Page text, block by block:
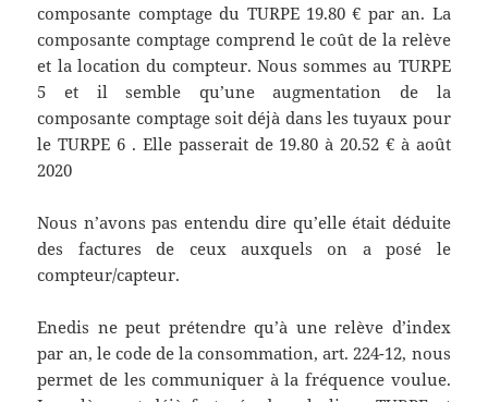
composante comptage du TURPE 19.80 € par an. La
composante comptage comprend le coût de la relève
et la location du compteur. Nous sommes au TURPE
5 et il semble qu’une augmentation de la
composante comptage soit déjà dans les tuyaux pour
le TURPE 6 . Elle passerait de 19.80 à 20.52 € à août
2020
Nous n’avons pas entendu dire qu’elle était déduite
des factures de ceux auxquels on a posé le
compteur/capteur.
Enedis ne peut prétendre qu’à une relève d’index
par an, le code de la consommation, art. 224-12, nous
permet de les communiquer à la fréquence voulue.